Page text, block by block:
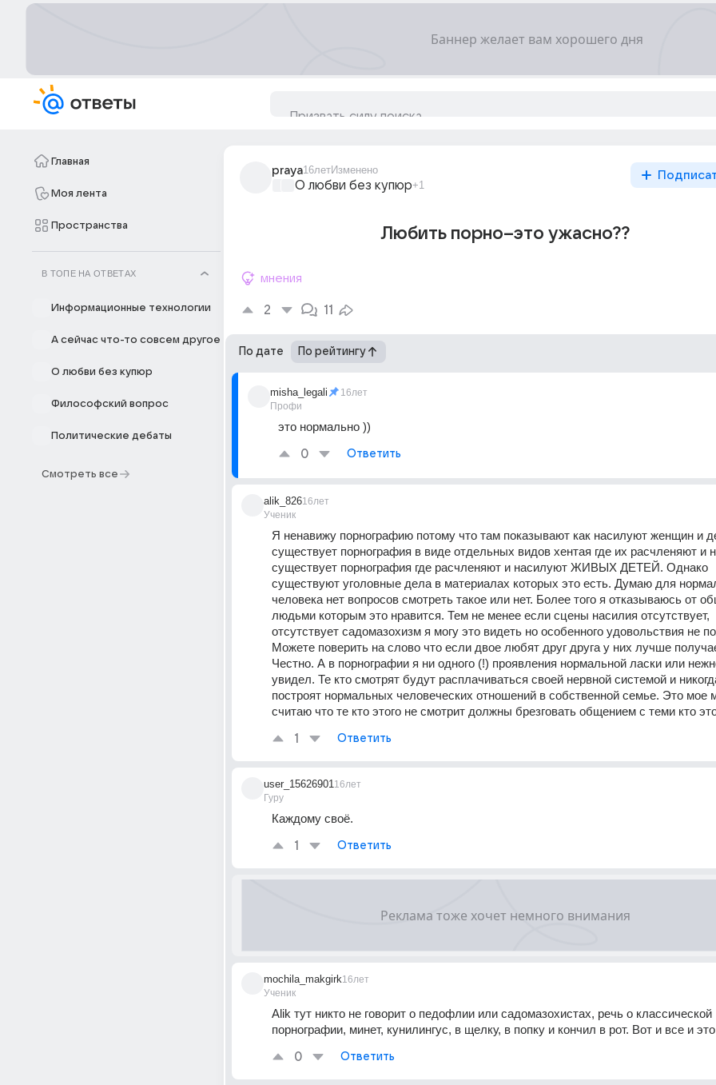
Главная
Моя лента
Пространства
В ТОПЕ НА ОТВЕТАХ
Информационные технологии
А сейчас что-то совсем другое
О любви без купюр
Философский вопрос
Политические дебаты
Смотреть все
praya16летИзменено
О любви без купюр+1
Любить порно--это ужасно??
мнения
2 11
По дате По рейтингу
misha_legali
Профи
16лет
это нормально ))
0 Ответить
alik_826
Ученик
16лет
Я ненавижу порнографию потому что там показывают как насилуют женщин и
существует порнография в виде отдельных видов хентая где их расчленяют и
существует порнография где расчленяют и насилуют ЖИВЫХ ДЕТЕЙ. Однако
существуют уголовные дела в материалах которых это есть. Думаю для
человека нет вопросов смотреть такое или нет. Более того я отказываюсь от
людьми которым это нравится. Тем не менее если сцены насилия отсутствует,
отсутствует садомазохизм я могу это видеть но особенного удовольствия не
Можете поверить на слово что если двое любят друг друга у них лучше
Честно. А в порнографии я ни одного (!) проявления нормальной ласки или
увидел. Те кто смотрят будут расплачиваться своей нервной системой и
построят нормальных человеческих отношений в собственной семье. Это мое
считаю что те кто этого не смотрит должны брезговать общением с теми кто
1 Ответить
user_15626901
Гуру
16лет
Каждому своё.
1 Ответить
mochila_makgirk
Ученик
16лет
Alik тут никто не говорит о педофлии или садомазохистах, речь о классической
порнографии, минет, кунилингус, в щелку, в попку и кончил в рот. Вот и все и
0 Ответить